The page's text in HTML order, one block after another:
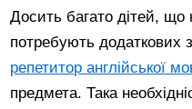
Досить багато дітей, що
потребують додаткових
репетитор англійської
предмета. Така